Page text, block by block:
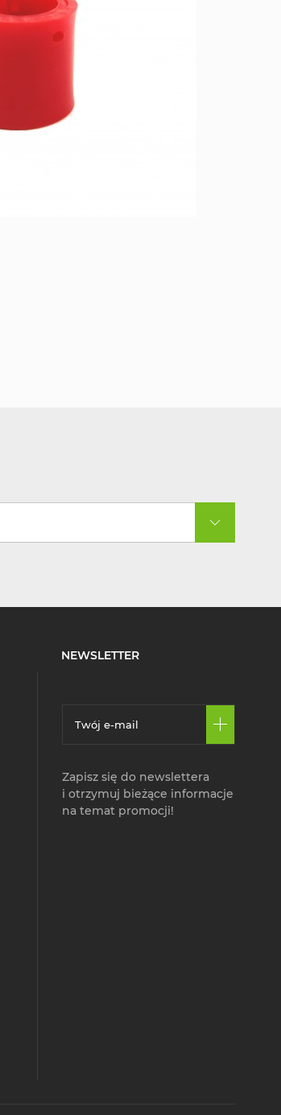
NEWSLETTER
Zapisz się do newslettera
i otrzymuj bieżące informacje
na temat promocji!